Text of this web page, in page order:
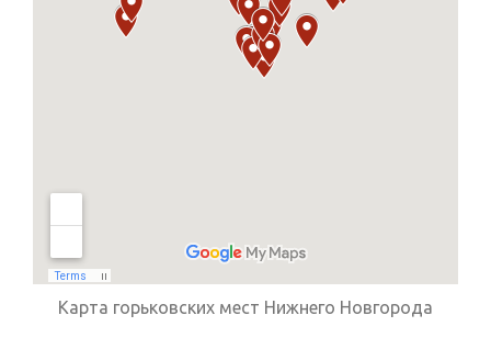
Карта горьковских мест Нижнего Новгорода